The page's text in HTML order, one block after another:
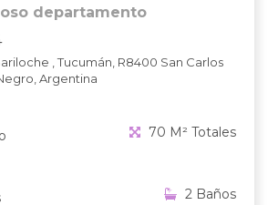
departamento
, Tucumán, R8400 San Carlos
Argentina
70 M² Totales
2 Baños